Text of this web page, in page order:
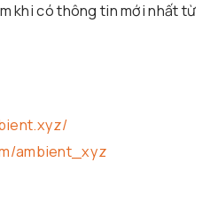
khi có thông tin mới nhất từ
ambient_xyz